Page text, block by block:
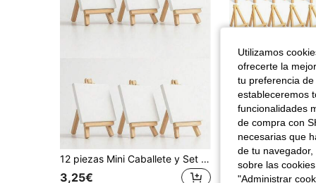
12 piezas Mini Caballete y Set de Caballetes, incluye Mini Lienzo y Mini Caballete de Madera. Tamaño del Caballete: 4"X4", Tamaño del Caballete: 3.1"X5.9". Adecuado para Pintura, Pintura al Óleo, Graffiti DIY, Carpintería, Caballete de Pintura, Lienzo, Tablero, Bocetos, Exhibición de Arte y Manualidades. Esencial para la temporada de regreso a clases.
3,25€ #1 Más vendidos
Utilizamos
ofrecerte la
tu preferencia
estableceremos
funcionalidades
de compra con
necesarias que
de tu
sobre las
"Administrar